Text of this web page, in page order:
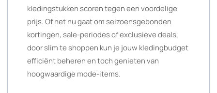
kledingstukken scoren tegen een voordelige
prijs. Of het nu gaat om seizoensgebonden
kortingen, sale-periodes of exclusieve deals,
door slim te shoppen kun je jouw kledingbudget
efficiënt beheren en toch genieten van
hoogwaardige mode-items.